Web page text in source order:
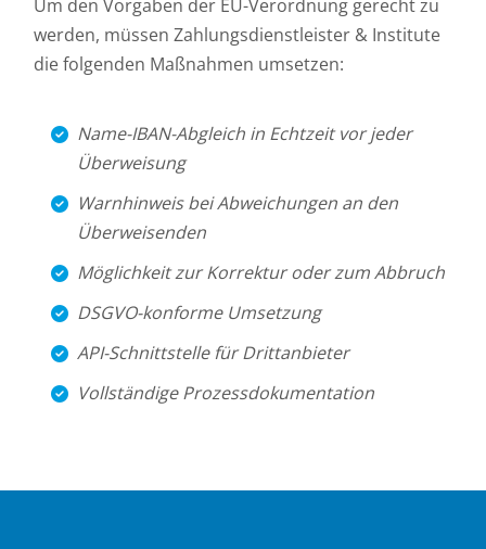
Um den Vorgaben der EU-Verordnung gerecht zu
werden, müssen Zahlungsdienstleister & Institute
die folgenden Maßnahmen umsetzen:
Name-IBAN-Abgleich in Echtzeit vor jeder
Überweisung
Warnhinweis bei Abweichungen an den
Überweisenden
Möglichkeit zur Korrektur oder zum Abbruch
DSGVO-konforme Umsetzung
API-Schnittstelle für Drittanbieter
Vollständige Prozessdokumentation